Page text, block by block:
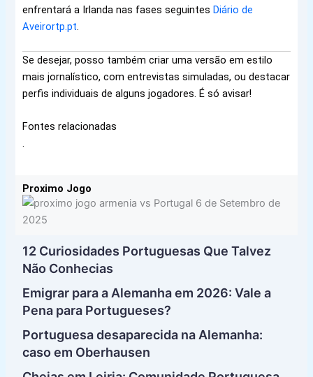
enfrentará a Irlanda nas fases seguintesDiário de
Aveirortp.pt.
Se desejar, posso também criar uma versão em estilo
mais jornalístico, com entrevistas simuladas, ou destacar
perfis individuais de alguns jogadores. É só avisar!
Fontes relacionadas
.
Proximo Jogo
12 Curiosidades Portuguesas Que Talvez
Não Conhecias
Emigrar para a Alemanha em 2026: Vale a
Pena para Portugueses?
Portuguesa desaparecida na Alemanha:
caso em Oberhausen